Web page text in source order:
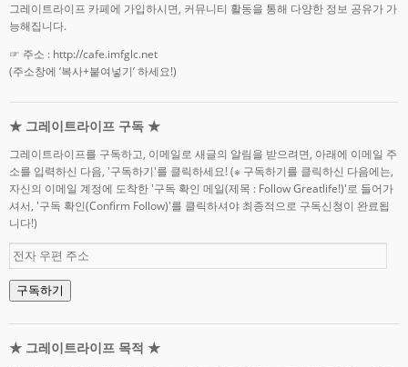
그레이트라이프 카페에 가입하시면, 커뮤니티 활동을 통해 다양한 정보 공유가 가
능해집니다.
☞ 주소 : http://cafe.imfglc.net
(주소창에 ‘복사+붙여넣기’ 하세요!)
★ 그레이트라이프 구독 ★
그레이트라이프를 구독하고, 이메일로 새글의 알림을 받으려면, 아래에 이메일 주
소를 입력하신 다음, '구독하기'를 클릭하세요! (※ 구독하기를 클릭하신 다음에는,
자신의 이메일 계정에 도착한 '구독 확인 메일(제목 : Follow Greatlife!)'로 들어가
셔서, '구독 확인(Confirm Follow)'를 클릭하셔야 최종적으로 구독신청이 완료됩
니다!)
전
자
우
편
구독하기
★ 그레이트라이프 목적 ★